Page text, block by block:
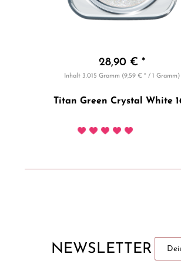
28,90 € *
Inhalt 3.015 Gramm (9,59 € * / 1 Gramm)
Titan Green Crystal White
NEWSLETTER